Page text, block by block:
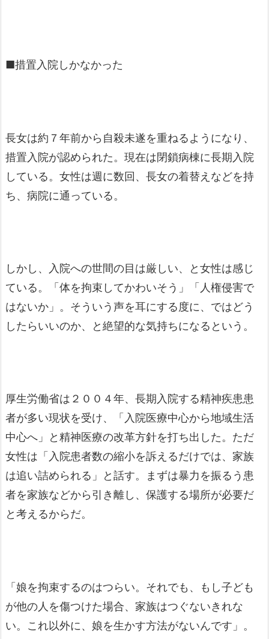
■措置入院しかなかった
長女は約７年前から自殺未遂を重ねるようになり、
措置入院が認められた。現在は閉鎖病棟に長期入院
している。女性は週に数回、長女の着替えなどを持
ち、病院に通っている。
しかし、入院への世間の目は厳しい、と女性は感じ
ている。「体を拘束してかわいそう」「人権侵害で
はないか」。そういう声を耳にする度に、ではどう
したらいいのか、と絶望的な気持ちになるという。
厚生労働省は２００４年、長期入院する精神疾患患
者が多い現状を受け、「入院医療中心から地域生活
中心へ」と精神医療の改革方針を打ち出した。ただ
女性は「入院患者数の縮小を訴えるだけでは、家族
は追い詰められる」と話す。まずは暴力を振るう患
者を家族などから引き離し、保護する場所が必要だ
と考えるからだ。
「娘を拘束するのはつらい。それでも、もし子ども
が他の人を傷つけた場合、家族はつぐないきれな
い。これ以外に、娘を生かす方法がないんです」。